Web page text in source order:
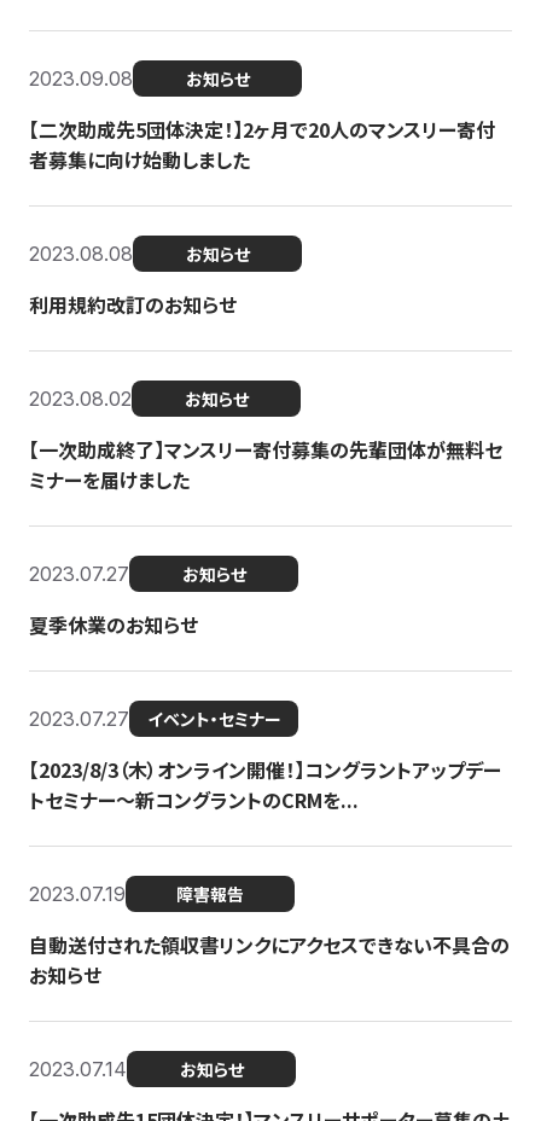
2023.09.08 お知らせ
【二次助成先5団体決定！】2ヶ月で20人のマンスリー寄付
者募集に向け始動しました
2023.08.08 お知らせ
利用規約改訂のお知らせ
2023.08.02 お知らせ
【一次助成終了】マンスリー寄付募集の先輩団体が無料セ
ミナーを届けました
2023.07.27 お知らせ
夏季休業のお知らせ
2023.07.27 イベント・セミナー
【2023/8/3（木）オンライン開催！】コングラントアップデー
トセミナー〜新コングラントのCRMを...
2023.07.19 障害報告
自動送付された領収書リンクにアクセスできない不具合の
お知らせ
2023.07.14 お知らせ